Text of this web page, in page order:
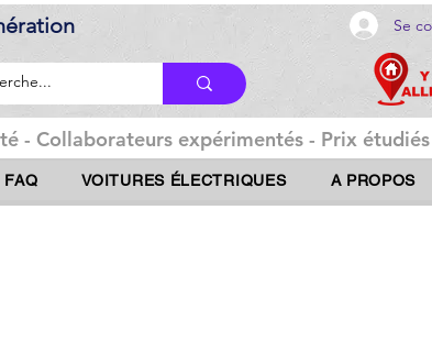
Se
- Collaborateurs expérimentés - Prix étudiés
FAQ VOITURES ÉLECTRIQUES A PROPOS